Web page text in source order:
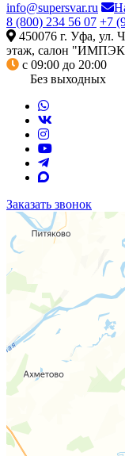
info@supersvar.ru
8 (800) 234 56 07 +7
450076 г. Уфа, ул.
этаж, салон
с 09:00 до 20:00
Без выходных
Заказать звонок